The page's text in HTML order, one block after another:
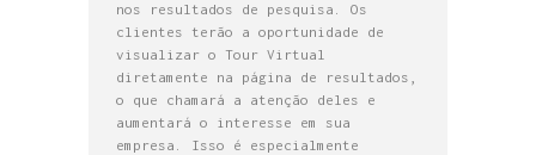
nos resultados de pesquisa. Os
clientes terão a oportunidade de
visualizar o Tour Virtual
diretamente na página de resultados,
o que chamará a atenção deles e
aumentará o interesse em sua
empresa. Isso é especialmente